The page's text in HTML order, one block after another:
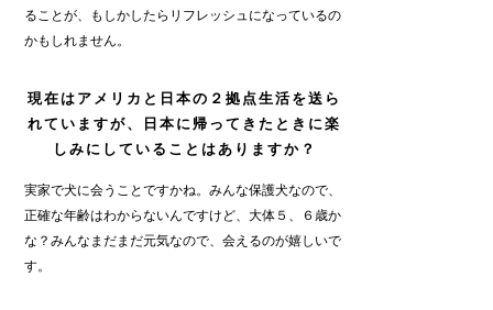
ることが、もしかしたらリフレッシュになっているの
かもしれません。
現在はアメリカと日本の２拠点生活を送ら
れていますが、日本に帰ってきたときに楽
しみにしていることはありますか？
実家で犬に会うことですかね。みんな保護犬なので、
正確な年齢はわからないんですけど、大体５、６歳か
な？みんなまだまだ元気なので、会えるのが嬉しいで
す。